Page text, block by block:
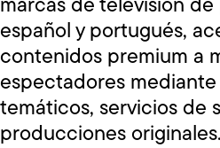
marcas de televisión de
español y portugués,
contenidos premium a
espectadores mediante
temáticos, servicios de
producciones